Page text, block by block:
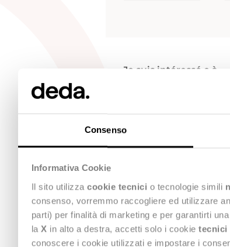
Consenso
Informativa Cookie
Il sito utilizza cookie tecnici o tecnologie simili
consenso, vorremmo raccogliere ed utilizzare
parti) per finalità di marketing e per garantirti
la X in alto a destra, accetti solo i cookie tecnici
conoscere i cookie utilizzati e impostare i
Je suis intéressé.e à
Je donne mon
communications et
événements à